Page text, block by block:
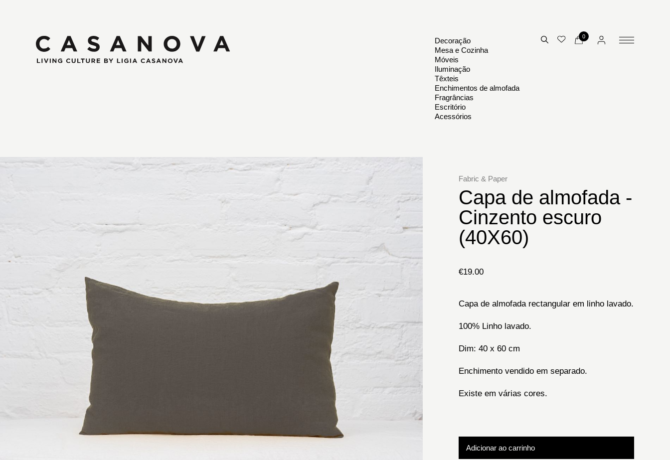
Decoração
Mesa e Cozinha
Móveis
Iluminação
Têxteis
Enchimentos de almofada
Fragrâncias
Escritório
Acessórios
0
Fabric & Paper
Capa de almofada -
Cinzento escuro
(40X60)
€19.00
Capa de almofada rectangular em linho lavado.
100% Linho lavado.
Dim: 40 x 60 cm
Enchimento vendido em separado.
Existe em várias cores.
Adicionar ao carrinho